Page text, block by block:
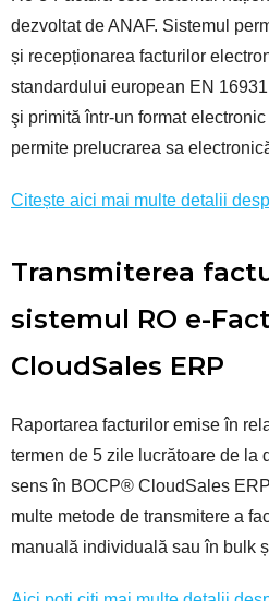
dezvoltat de ANAF. Sistemul
și recepționarea facturilor
standardului european EN
şi primită într-un format
permite prelucrarea sa
Citește aici mai multe detalii
Transmiterea
sistemul RO e-
CloudSales ERP
Raportarea facturilor emise în
termen de 5 zile lucrătoare de la
sens în BOCP® CloudSales
multe metode de transmitere a
manuală individuală sau în bulk